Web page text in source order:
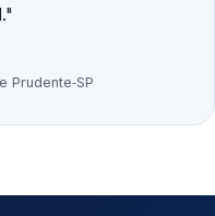
Prudente‑SP